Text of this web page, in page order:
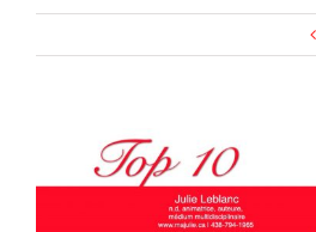
l&apos;image